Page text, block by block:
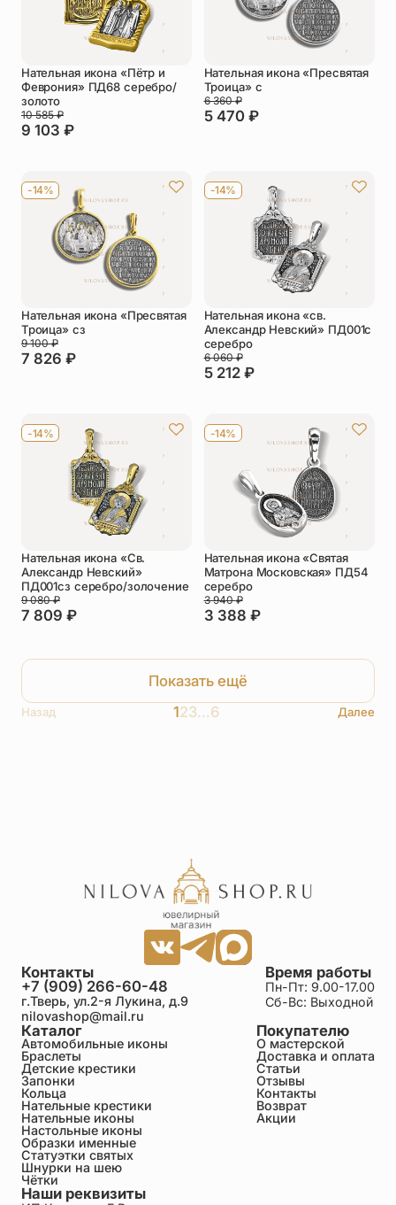
Нательная икона «Пётр и
Феврония» ПД68 серебро/
золото
9 103 ₽
10 585₽
Нательная икона «Пресвятая
Троица» с
5 470 ₽
6 360₽
-14%
Нательная икона «Пресвятая
Троица» сз
7 826 ₽
9 100₽
-14%
Нательная икона «св.
Александр Невский» ПД001с
серебро
5 212 ₽
6 060₽
-14%
Нательная икона «Св.
Александр Невский»
ПД001сз серебро/золочение
7 809 ₽
9 080₽
-14%
Нательная икона «Святая
Матрона Московская» ПД54
серебро
3 388 ₽
3 940₽
Показать ещё
Назад 123…6 Далее
Каталог
Автомобильные иконы
Браслеты
Детские крестики
Запонки
Кольца
Нательные крестики
Нательные иконы
Настольные иконы
Образки именные
Статуэтки святых
Шнурки на шею
Чётки
Покупателю
О мастерской
Доставка и оплата
Статьи
Отзывы
Контакты
Возврат
Акции
Время работы
Пн-Пт: 9.00-17.00
Сб-Вс: Выходной
Контакты
+7 (909) 266-60-48
г.Тверь, ул.2-я Лукина, д.9
nilovashop@mail.ru
Наши реквизиты